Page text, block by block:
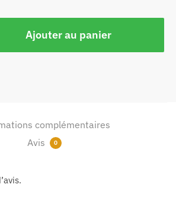
Ajouter au panier
complémentaires
Avis
0